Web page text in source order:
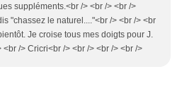
suppléments.<br /> <br /> <br />
"chassez le naturel...."<br /> <br /> <br
Je croise tous mes doigts pour J.
<br /> Cricri<br /> <br /> <br /> <br />